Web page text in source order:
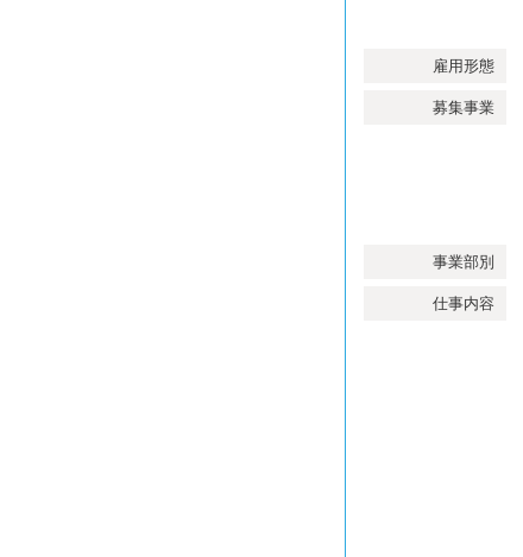
雇用形態
募集事業
事業部別
仕事内容